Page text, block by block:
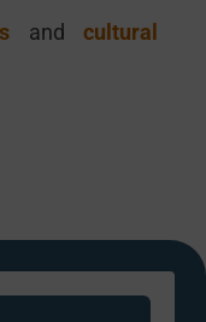
and cultural